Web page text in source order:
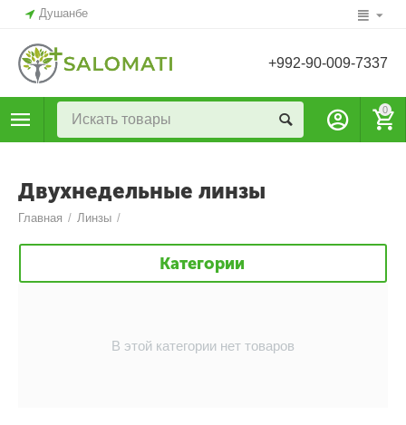
Душанбе
+992-90-009-7337
0
Двухнедельные линзы
Главная / Линзы /
Категории
В этой категории нет товаров